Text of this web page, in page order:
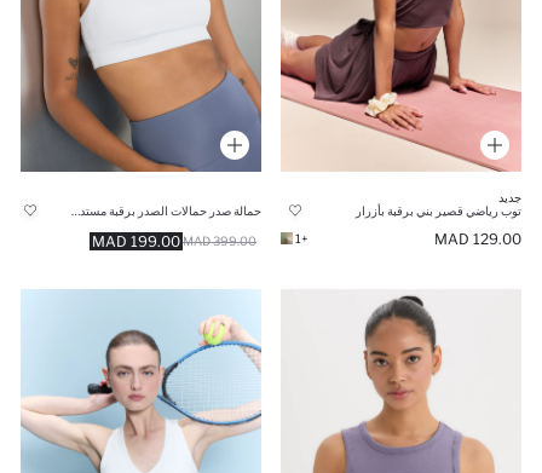
جديد
توب رياضي قصير بني برقبة بأزرار
129.00 MAD
+1
199.00 MAD 399.00 MAD